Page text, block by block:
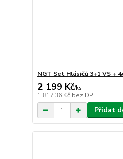
NGT Set Hlásičů 3+1 VS +
2 199 Kč/ks
1 817,36 Kč bez DPH
Přidat